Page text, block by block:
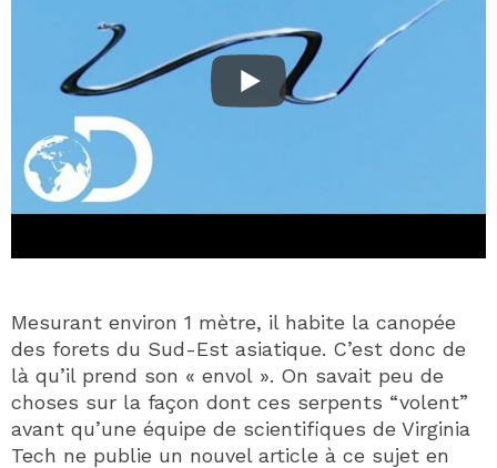
Mesurant environ 1 mètre, il habite la canopée
des forets du Sud-Est asiatique. C’est donc de
là qu’il prend son « envol ». On savait peu de
choses sur la façon dont ces serpents “volent”
avant qu’une équipe de scientifiques de Virginia
Tech ne publie un nouvel article à ce sujet en